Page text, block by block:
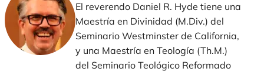
El reverendo Daniel R. Hyde tiene una
Maestría en Divinidad (M.Div.) del
Seminario Westminster de California,
y una Maestría en Teología (Th.M.)
del Seminario Teológico Reformado